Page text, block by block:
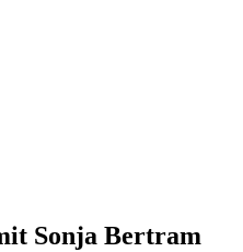
Sonja Bertram